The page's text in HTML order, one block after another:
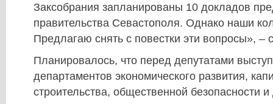
Заксобрания запланированы 10 докладов
правительства Севастополя. Однако наши
Предлагаю снять с повестки эти вопросы», –
Планировалось, что перед депутатами
департаментов экономического развития,
строительства, общественной безопасности и